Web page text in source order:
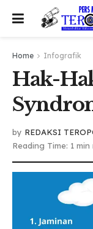
Home Infografik
Hak-
by REDAKSI
Reading Time: 1 min